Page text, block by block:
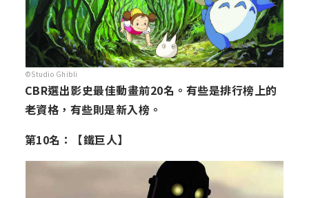
©Studio Ghibli
CBR選出影史最佳動畫前20名。有些是排行榜上的
老資格，有些則是新入榜。
第10名：【鐵巨人】